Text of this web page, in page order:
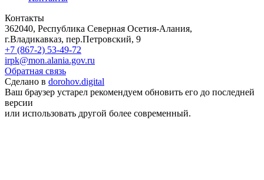
Контакты
362040, Республика Северная Осетия-Алания,
г.Владикавказ, пер.Петровский, 9
+7 (867-2) 53-49-72
irpk@mon.alania.gov.ru
Обратная связь
Сделано в dorohov.digital
Ваш браузер устарел рекомендуем обновить его до последней
версии
или использовать другой более современный.